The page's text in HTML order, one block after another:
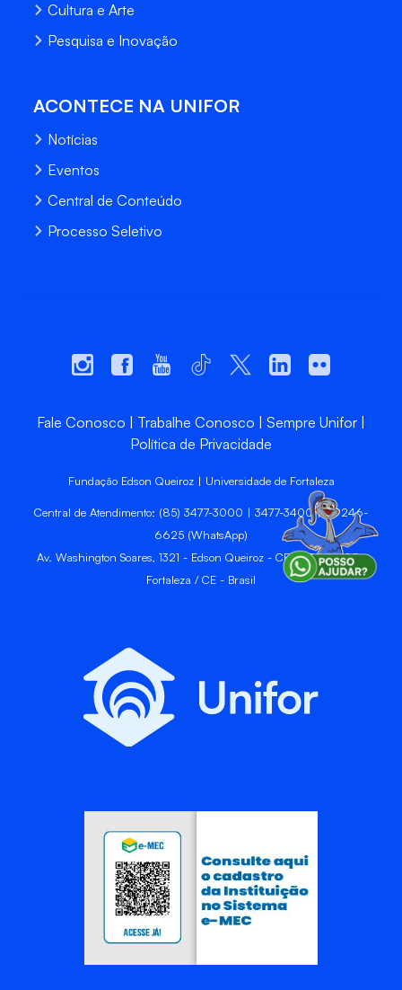
Cultura e Arte
Pesquisa e Inovação
ACONTECE NA UNIFOR
Notícias
Eventos
Central de Conteúdo
Processo Seletivo
Fale Conosco Trabalhe Conosco
Sempre Unifor
Política de Privacidade
Fundação Edson Queiroz | Universidade de Fortaleza
Central de Atendimento: (85) 3477-3000 | 3477-3400 | 99246-
6625 (WhatsApp)
Av. Washington Soares, 1321 - Edson Queiroz - CEP 60811-905 -
Fortaleza / CE - Brasil